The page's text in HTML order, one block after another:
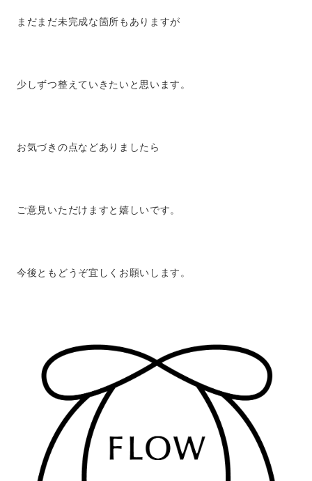
まだまだ未完成な箇所もありますが
少しずつ整えていきたいと思います。
お気づきの点などありましたら
ご意見いただけますと嬉しいです。
今後ともどうぞ宜しくお願いします。